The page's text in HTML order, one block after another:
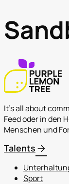
It's all about
Feed oder in den
Menschen und
Talents arrow_forward
Sport